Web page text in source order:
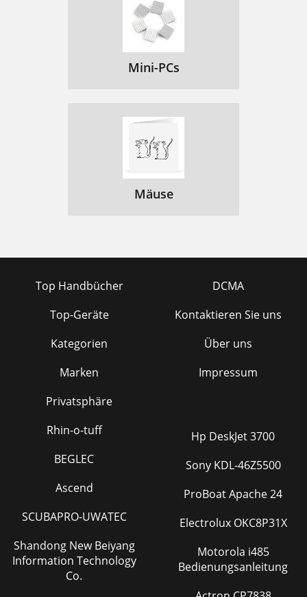
Mini-PCs
Mäuse
Top Handbücher
Top-Geräte
Kategorien
Marken
Privatsphäre
DCMA
Kontaktieren Sie uns
Über uns
Impressum
Rhin-o-tuff
BEGLEC
Ascend
SCUBAPRO-UWATEC
Shandong New Beiyang
Information Technology
Co.
Hp DeskJet 3700
Sony KDL-46Z5500
ProBoat Apache 24
Electrolux OKC8P31X
Motorola i485
Bedienungsanleitung